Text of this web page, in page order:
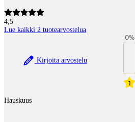
4,5
Lue kaikki 2 tuotearvostelua
Kirjoita arvostelu
1
0%
Hauskuus